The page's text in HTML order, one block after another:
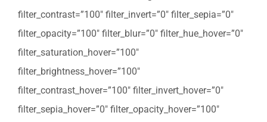
filter_contrast=”100″ filter_invert=”0″ filter_sepia=”0″
filter_opacity=”100″ filter_blur=”0″ filter_hue_hover=”0″
filter_saturation_hover=”100″
filter_brightness_hover=”100″
filter_contrast_hover=”100″ filter_invert_hover=”0″
filter_sepia_hover=”0″ filter_opacity_hover=”100″